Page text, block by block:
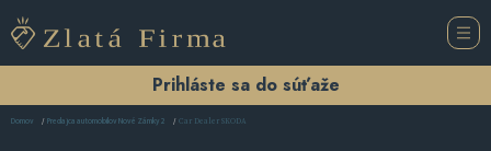
Prihláste sa do súťaže
Domov Predajca automobilov Nové Zámky 2 Car Dealer SKODA